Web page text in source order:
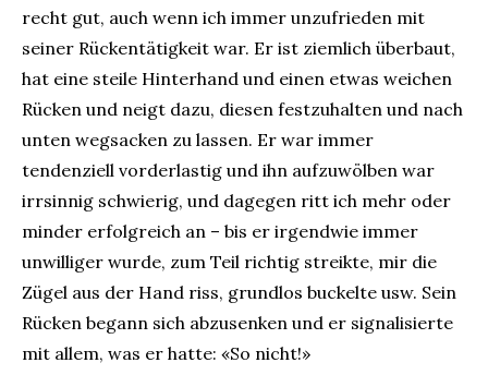
recht gut, auch wenn ich immer unzufrieden mit
seiner Rückentätigkeit war. Er ist ziemlich überbaut,
hat eine steile Hinterhand und einen etwas weichen
Rücken und neigt dazu, diesen festzuhalten und nach
unten wegsacken zu lassen. Er war immer
tendenziell vorderlastig und ihn aufzuwölben war
irrsinnig schwierig, und dagegen ritt ich mehr oder
minder erfolgreich an – bis er irgendwie immer
unwilliger wurde, zum Teil richtig streikte, mir die
Zügel aus der Hand riss, grundlos buckelte usw. Sein
Rücken begann sich abzusenken und er signalisierte
mit allem, was er hatte: «So nicht!»